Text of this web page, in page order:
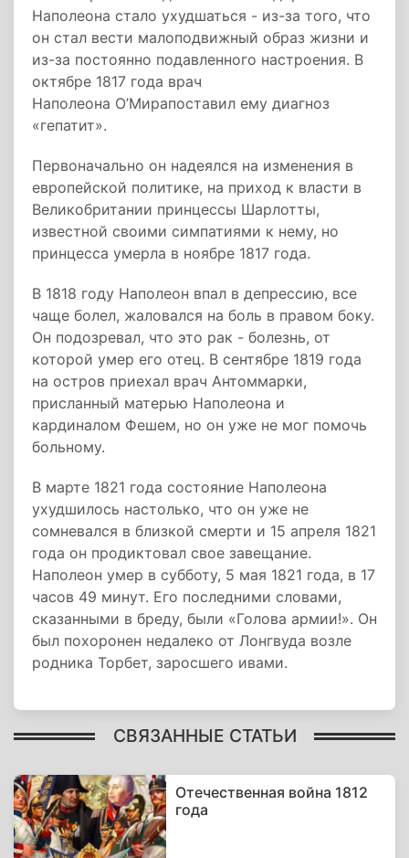
Наполеона стало ухудшаться - из-за того, что
он стал вести малоподвижный образ жизни и
из-за постоянно подавленного настроения. В
октябре 1817 года врач
Наполеона О’Мирапоставил ему диагноз
«гепатит».
Первоначально он надеялся на изменения в
европейской политике, на приход к власти в
Великобритании принцессы Шарлотты,
известной своими симпатиями к нему, но
принцесса умерла в ноябре 1817 года.
В 1818 году Наполеон впал в депрессию, все
чаще болел, жаловался на боль в правом боку.
Он подозревал, что это рак - болезнь, от
которой умер его отец. В сентябре 1819 года
на остров приехал врач Антоммарки,
присланный матерью Наполеона и
кардиналом Фешем, но он уже не мог помочь
больному.
В марте 1821 года состояние Наполеона
ухудшилось настолько, что он уже не
сомневался в близкой смерти и 15 апреля 1821
года он продиктовал свое завещание.
Наполеон умер в субботу, 5 мая 1821 года, в 17
часов 49 минут. Его последними словами,
сказанными в бреду, были «Голова армии!». Он
был похоронен недалеко от Лонгвуда возле
родника Торбет, заросшего ивами.
СВЯЗАННЫЕ СТАТЬИ
Отечественная война 1812
года